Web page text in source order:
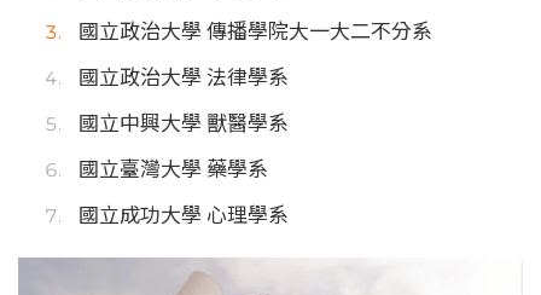
國立政治大學 傳播學院大一大二不分系
國立政治大學 法律學系
國立中興大學 獸醫學系
國立臺灣大學 藥學系
國立成功大學 心理學系